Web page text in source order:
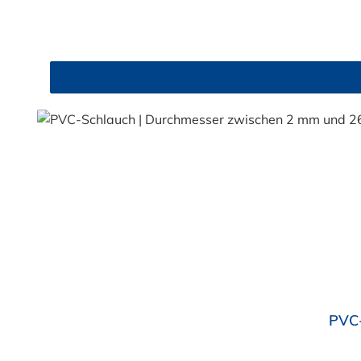
Fruchtsaft, Limonade, Mineralwasser, Süßmost
Getränken sollte +40 °C nicht überschritten
Sicherheit und Qualität. Bestellen Sie den
Durchschnittliche Bewertung von 4.7 von 5 Sternen